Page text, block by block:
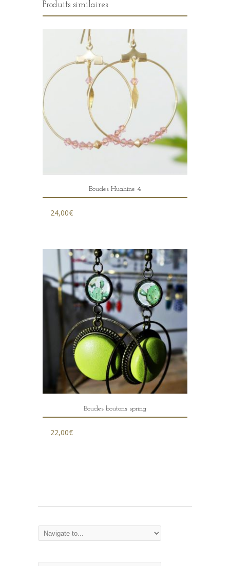
Produits similaires
Boucles Huahine 4
24,00€
Boucles boutons spring
22,00€